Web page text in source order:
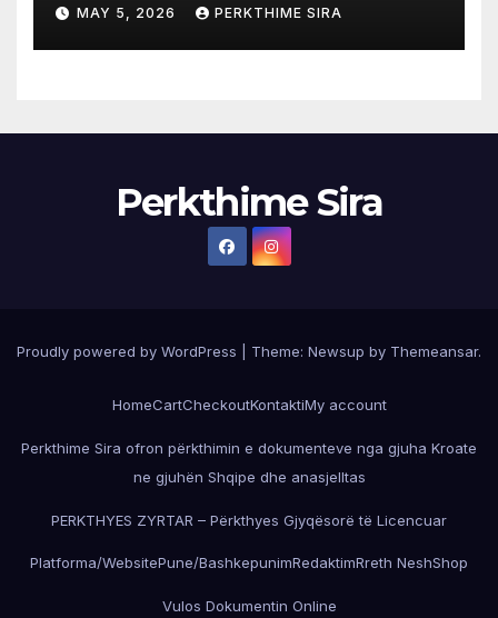
MAY 5, 2026 PERKTHIME SIRA
Perkthime Sira
Proudly powered by WordPress Theme: Newsup by Themeansar.
HomeCartCheckoutKontaktiMy account
Perkthime Sira ofron përkthimin e dokumenteve nga gjuha Kroate
ne gjuhën Shqipe dhe anasjelltas
PERKTHYES ZYRTAR – Përkthyes Gjyqësorë të Licencuar
Platforma/WebsitePune/BashkepunimRedaktimRreth NeshShop
Vulos Dokumentin Online